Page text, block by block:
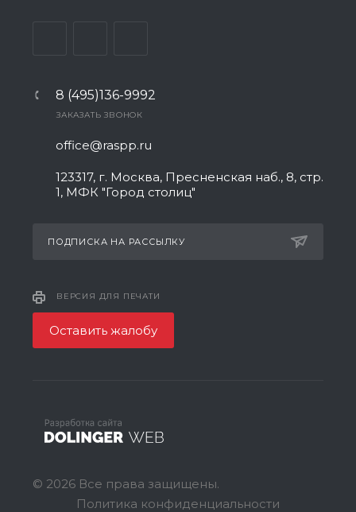
8 (495)136-9992
ЗАКАЗАТЬ ЗВОНОК
office@raspp.ru
123317, г. Москва, Пресненская наб., 8, стр.
1, МФК "Город столиц"
ПОДПИСКА НА РАССЫЛКУ
ВЕРСИЯ ДЛЯ ПЕЧАТИ
Оставить жалобу
© 2026 Все права защищены.
Политика конфиденциальности